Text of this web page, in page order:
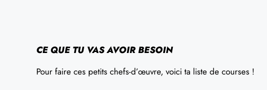
CE QUE TU VAS AVOIR BESOIN
Pour faire ces petits chefs-d’œuvre, voici ta liste de courses !